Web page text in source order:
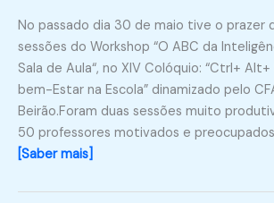
No passado dia 30 de maio tive o prazer
sessões do Workshop “O ABC da
Sala de Aula“, no XIV Colóquio: “Ctrl+
bem-Estar na Escola” dinamizado pelo
Beirão.Foram duas sessões muito
50 professores motivados e
[Saber mais]